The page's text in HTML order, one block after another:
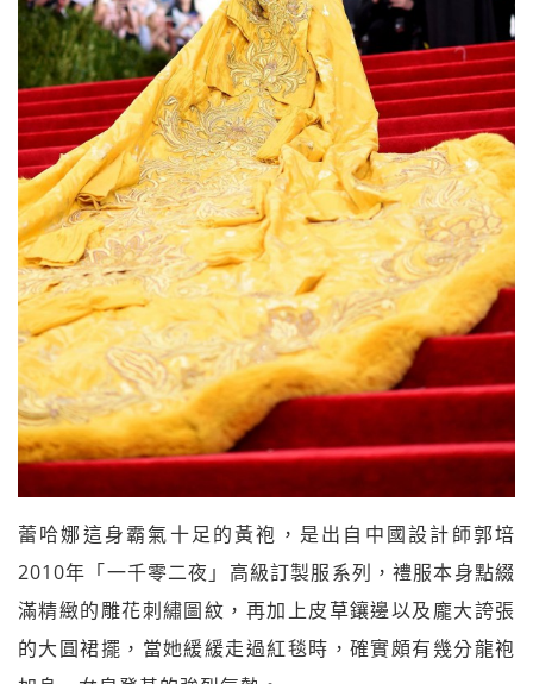
蕾哈娜這身霸氣十足的黃袍，是出自中國設計師郭培
2010年「一千零二夜」高級訂製服系列，禮服本身點綴
滿精緻的雕花刺繡圖紋，再加上皮草鑲邊以及龐大誇張
的大圓裙擺，當她緩緩走過紅毯時，確實頗有幾分龍袍